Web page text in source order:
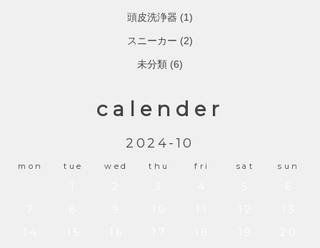
頭皮洗浄器 (1)
スニーカー (2)
未分類 (6)
calender
2024-10
mon tue wed thu fri sat sun